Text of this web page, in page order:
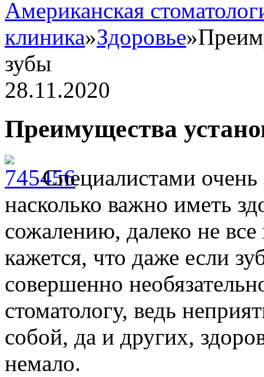
Американская
клиника»Здоровье»
зубы
28.11.2020
Преимущества
Специалистами
насколько важно иметь
сожалению, далеко не
кажется, что даже если
совершенно
стоматологу, ведь
собой, да и других,
немало.